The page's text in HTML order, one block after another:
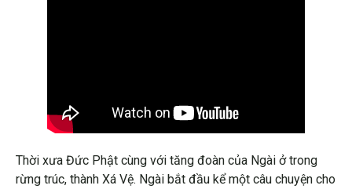
Thời xưa Đức Phật cùng với tăng đoàn của Ngài ở trong
rừng trúc, thành Xá Vệ. Ngài bắt đầu kể một câu chuyện cho